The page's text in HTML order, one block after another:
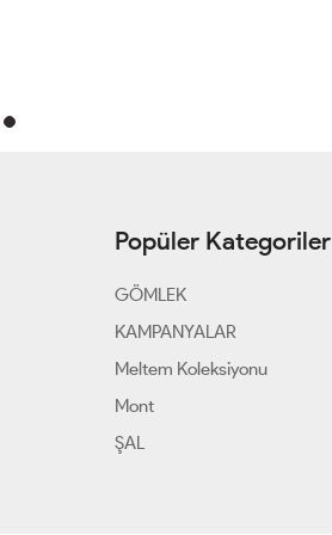
Popüler Kategoriler
GÖMLEK
KAMPANYALAR
Meltem Koleksiyonu
Mont
ŞAL